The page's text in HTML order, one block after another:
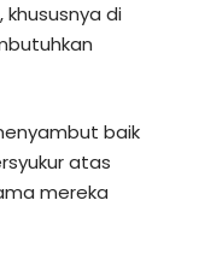
di
baik
atas
mereka